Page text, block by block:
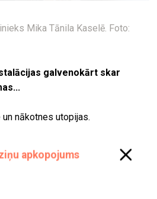
Mika Tānila Kaselē. Foto:
galvenokārt skar
nākotnes utopijas.
aci? Vai jūsu skatījumā
instalācija ir par